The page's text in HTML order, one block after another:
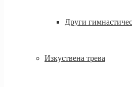
Други
Изкуствена трева